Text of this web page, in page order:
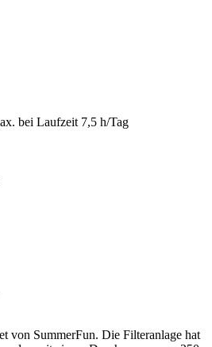
bei Laufzeit 7,5 h/Tag
von SummerFun. Die Filteranlage hat